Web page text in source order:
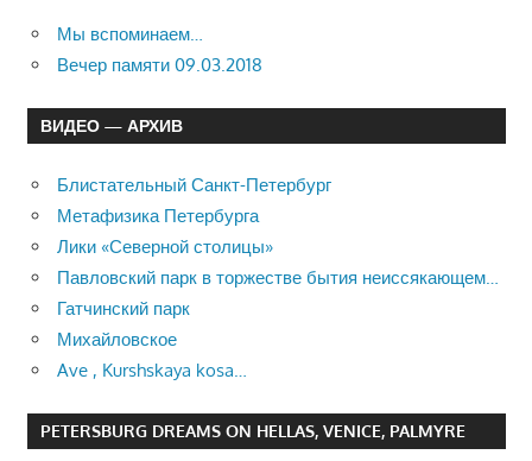
Мы вспоминаем…
Вечер памяти 09.03.2018
ВИДЕО — АРХИВ
Блистательный Санкт-Петербург
Метафизика Петербурга
Лики «Северной столицы»
Павловский парк в торжестве бытия неиссякающем…
Гатчинский парк
Михайловское
Ave , Kurshskaya kosa…
PETERSBURG DREAMS ON HELLAS, VENICE, PALMYRE